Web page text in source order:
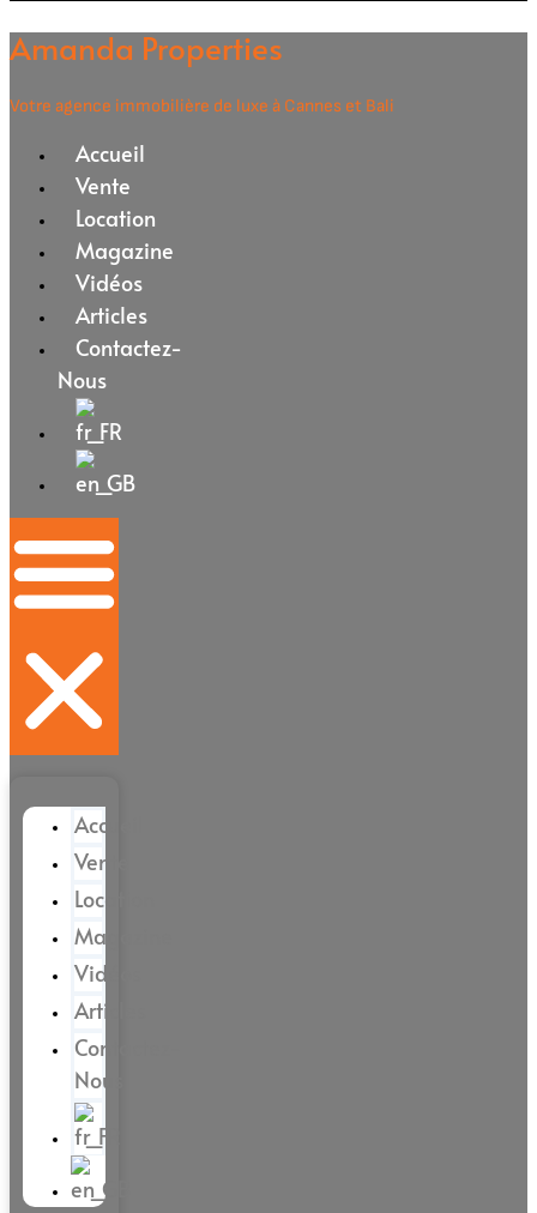
Amanda Properties
Votre agence immobilière de luxe à Cannes et Bali
Accueil
Vente
Location
Magazine
Vidéos
Articles
Contactez-
Nous
Accueil
Vente
Location
Magazine
Vidéos
Articles
Contactez-
Nous